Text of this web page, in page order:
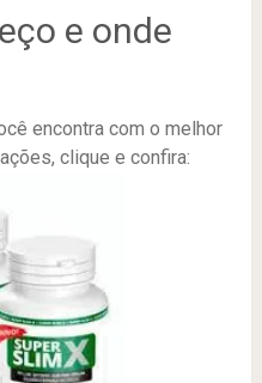
e onde
encontra com o melhor
clique e confira: